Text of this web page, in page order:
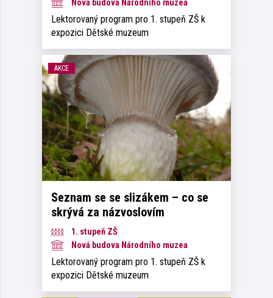
Nová budova Národního muzea
Lektorovaný program pro 1. stupeň ZŠ k
expozici Dětské muzeum
AKCE
Seznam se se slizákem – co se
skrývá za názvoslovím
1. stupeň ZŠ
Nová budova Národního muzea
Lektorovaný program pro 1. stupeň ZŠ k
expozici Dětské muzeum